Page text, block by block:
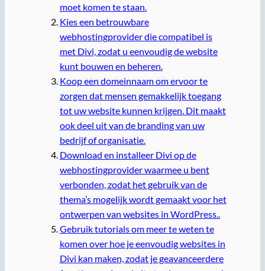
moet komen te staan.
Kies een betrouwbare
webhostingprovider die compatibel is
met Divi, zodat u eenvoudig de website
kunt bouwen en beheren.
Koop een domeinnaam om ervoor te
zorgen dat mensen gemakkelijk toegang
tot uw website kunnen krijgen. Dit maakt
ook deel uit van de branding van uw
bedrijf of organisatie.
Download en installeer Divi op de
webhostingprovider waarmee u bent
verbonden, zodat het gebruik van de
thema’s mogelijk wordt gemaakt voor het
ontwerpen van websites in WordPress..
Gebruik tutorials om meer te weten te
komen over hoe je eenvoudig websites in
Divi kan maken, zodat je geavanceerdere